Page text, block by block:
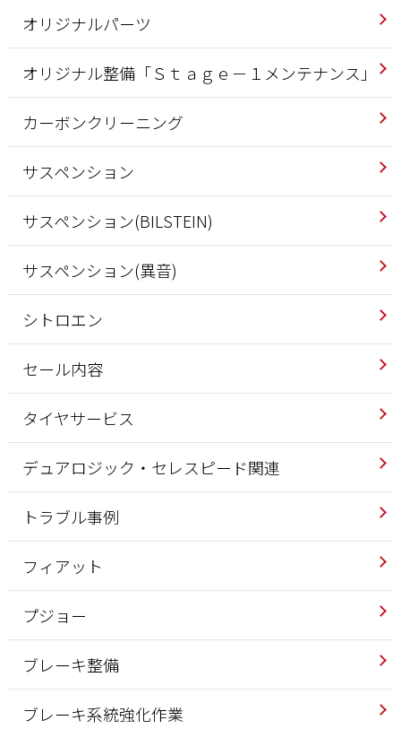
オリジナルパーツ
オリジナル整備「Ｓｔａｇｅ－１メンテナンス」
カーボンクリーニング
サスペンション
サスペンション(BILSTEIN)
サスペンション(異音)
シトロエン
セール内容
タイヤサービス
デュアロジック・セレスピード関連
トラブル事例
フィアット
プジョー
ブレーキ整備
ブレーキ系統強化作業